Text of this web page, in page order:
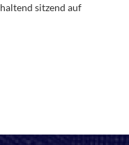
sitzend auf